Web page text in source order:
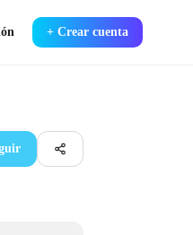
+ Crear cuenta